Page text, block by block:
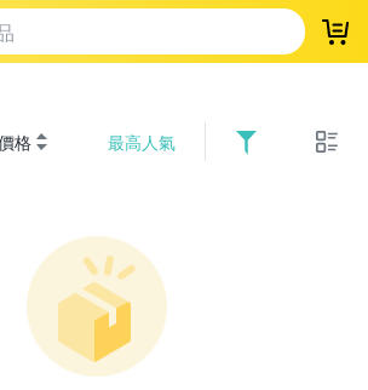
登
格 最高人氣